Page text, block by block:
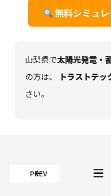
無料シミュ
山梨県で太陽光発電・
の方は、
トラストテッ
さい。
PREV